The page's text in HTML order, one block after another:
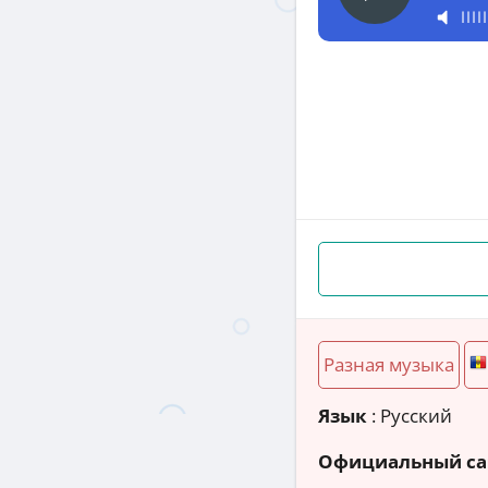
Разная музыка
Язык : Русский
Официальный